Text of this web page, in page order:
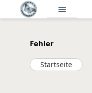
menu
Fehler
Startseite